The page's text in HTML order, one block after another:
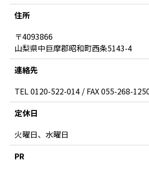
住所
〒4093866
山梨県中巨摩郡昭和町西条5143-4
連絡先
TEL 0120-522-014 / FAX 055-268-
定休日
火曜日、水曜日
PR